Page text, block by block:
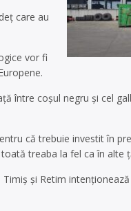
care au
vor fi
între coșul negru și cel
că trebuie investit în
treaba la fel ca în alte
și Retim